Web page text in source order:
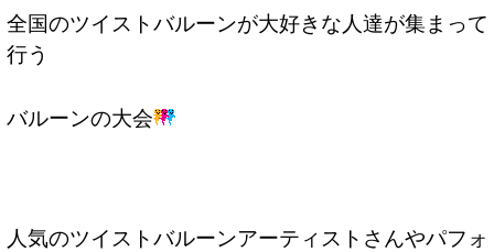
全国のツイストバルーンが大好きな人達が集まって
行う
バルーンの大会
人気のツイストバルーンアーティストさんやパフォ